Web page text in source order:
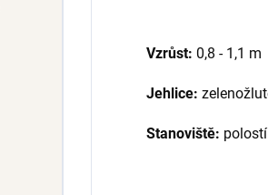
Vzrůst: 0,8 - 1,1 m
Jehlice:
Stanoviště: